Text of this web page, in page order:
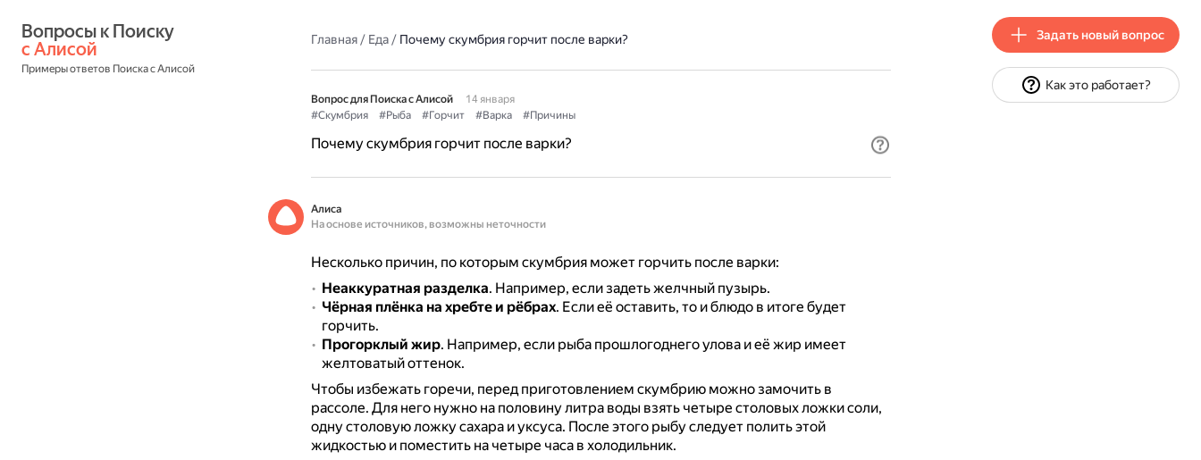
с Алисой
Примеры ответов Поиска с Алисой
Главная/ Еда/ Почему скумбрия горчит после варки?
Вопрос для Поиска с Алисой
14 января
#Скумбрия
#Рыба #Горчит #Варка #Причины
Почему скумбрия горчит после варки?
Алиса
На основе источников, возможны неточности
Несколько причин, по которым скумбрия может горчить после варки:
Неаккуратная разделка. Например, если задеть желчный пузырь.
Чёрная плёнка на хребте и рёбрах. Если её оставить, то и блюдо в итоге будет
горчить.
Прогорклый жир. Например, если рыба прошлогоднего улова и её жир имеет
желтоватый оттенок.
Чтобы избежать горечи, перед приготовлением скумбрию можно замочить в
рассоле. Для него нужно на половину литра воды взять четыре столовых ложки соли,
одну столовую ложку сахара и уксуса. После этого рыбу следует полить этой
жидкостью и поместить на четыре часа в холодильник.
Задать новый вопрос
Как это работает?